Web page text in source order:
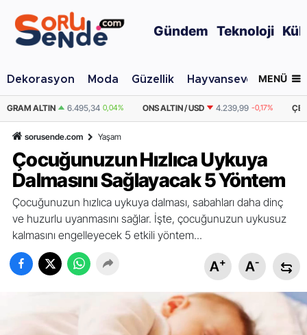
Gündem Teknoloji
Dekorasyon Moda Güzellik Hayvansever MENÜ
ONS ALTIN / USD 4.239,99 -0,17% ÇEYREK ALTIN 10.619,89 0,04%
sorusende.com Yaşam
Çocuğunuzun Hızlıca Uykuya
Dalmasını Sağlayacak 5 Yöntem
Çocuğunuzun hızlıca uykuya dalması, sabahları daha dinç
ve huzurlu uyanmasını sağlar. İşte, çocuğunuzun uykusuz
kalmasını engelleyecek 5 etkili yöntem...
A+ A-